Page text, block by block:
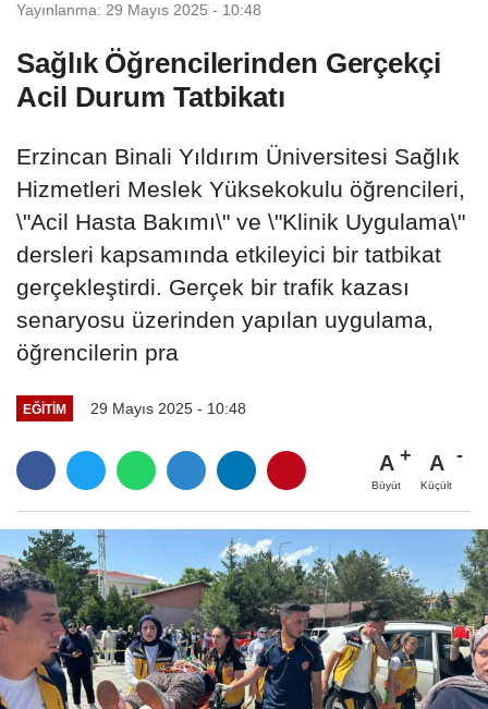
Yayınlanma: 29 Mayıs 2025 - 10:48
Sağlık Öğrencilerinden Gerçekçi
Acil Durum Tatbikatı
Erzincan Binali Yıldırım Üniversitesi Sağlık
Hizmetleri Meslek Yüksekokulu öğrencileri,
\"Acil Hasta Bakımı\" ve \"Klinik Uygulama\"
dersleri kapsamında etkileyici bir tatbikat
gerçekleştirdi. Gerçek bir trafik kazası
senaryosu üzerinden yapılan uygulama,
öğrencilerin pra
EĞITIM 29 Mayıs 2025 - 10:48
A
Büyüt
A
Küçült